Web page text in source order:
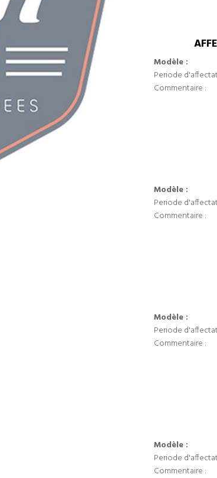
Modèle :
Periode
Commentaire :
Modèle :
Periode
Commentaire :
Modèle :
Periode
Commentaire :
Modèle :
Periode
Commentaire :